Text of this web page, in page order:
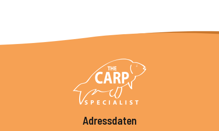
Adressdaten